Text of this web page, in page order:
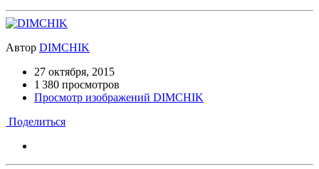
Автор DIMCHIK
27 октября, 2015
1 380 просмотров
Просмотр изображений DIMCHIK
Поделиться